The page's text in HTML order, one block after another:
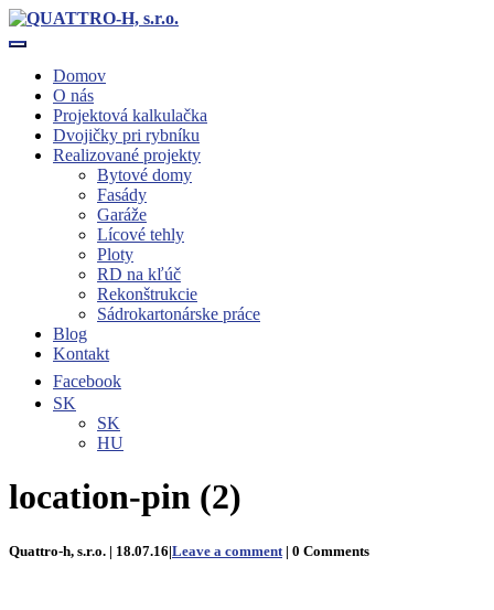
Toggle navigation
Domov
O nás
Projektová kalkulačka
Dvojičky pri rybníku
Realizované projekty
Bytové domy
Fasády
Garáže
Lícové tehly
Ploty
RD na kľúč
Rekonštrukcie
Sádrokartonárske práce
Blog
Kontakt
Facebook
SK
SK
HU
location-pin (2)
Quattro-h, s.r.o. | 18.07.16|Leave a comment | 0 Comments